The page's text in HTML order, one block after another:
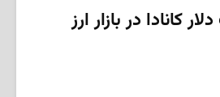
کانادا در بازار ارز